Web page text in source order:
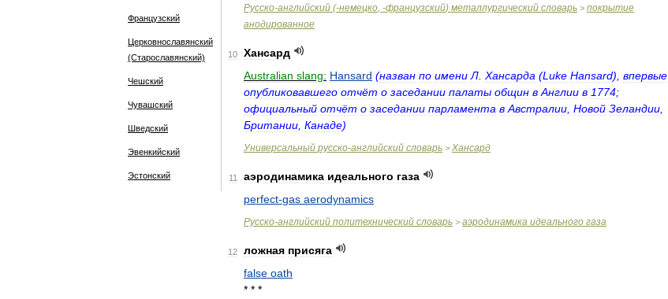
Французский
Церковнославянский
(Старославянский)
Чешский
Чувашский
Шведский
Эвенкийский
Эстонский
Русско-английский (-немецко, -французский) металлургический словарь > покрытие
анодированное
10
Хансард
Australian slang: Hansard (назван по имени Л Хансарда (Luke Hansard), впервые
опубликовавшего отчёт о заседании палаты общин в Англии в 1774;
официальный отчёт о заседании парламента в Австралии Новой Зеландии
Британии Канаде)
Универсальный русско-английский словарь > Хансард
11 аэродинамика идеального газа
perfect-gas aerodynamics
Русско-английский политехнический словарь > аэродинамика идеального газа
12 ложная присяга
false oath
* * *